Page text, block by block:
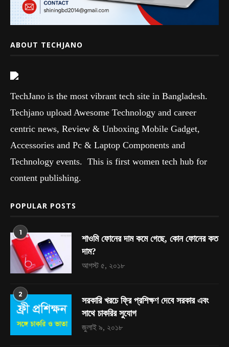
ABOUT TECHJANO
TechJano is the most vibrant tech site in Bangladesh.
Techjano upload Awesome Technology and career
centric news, Review & Unboxing Mobile Gadget,
Accessories and Pc & Laptop Components and
Technology events. This is first women tech hub for
content publishing.
POPULAR POSTS
1
শাওমি ফোনের দাম কমে গেছে, কোন ফোনের কত
দাম?
আগস্ট ৫, ২০১৮
2
সরকারি খরচে ফ্রি প্রশিক্ষণ দেবে সরকার এবং
সাথে চাকরির সুযোগ
জুলাই ৯, ২০১৮